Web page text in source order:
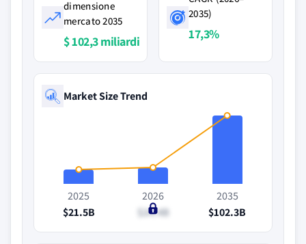
dimensione
mercato 2035
$ 102,3 miliardi
2035)
17,3%
Market Size Trend
2025
$21.5B
2026
$24.4B
2035
$102.3B